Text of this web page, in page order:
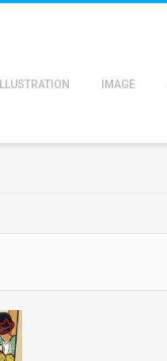
ILLUSTRATION IMAGE